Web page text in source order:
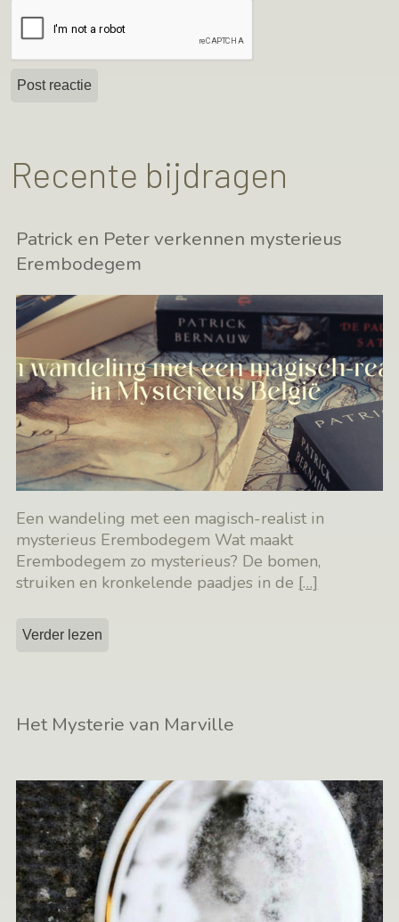
Recente bijdragen
Patrick en Peter verkennen mysterieus
Erembodegem
Een wandeling met een magisch-realist in
mysterieus Erembodegem Wat maakt
Erembodegem zo mysterieus? De bomen,
struiken en kronkelende paadjes in de […]
Verder lezen
Het Mysterie van Marville